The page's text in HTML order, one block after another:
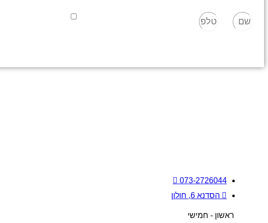
073-2726044
הסדנא 6, חולון
ראשון - חמישי